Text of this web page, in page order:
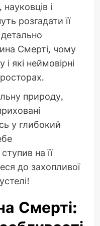
і
розгадати її
Смерті, чому
які неймовірні
природу,
у глибокий
на її
до захопливої
Смерті: